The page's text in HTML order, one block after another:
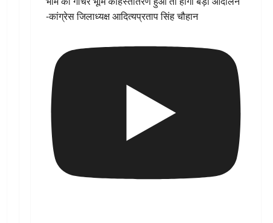
-कांग्रेस जिलाध्यक्ष आदित्यप्रताप सिंह चौहान